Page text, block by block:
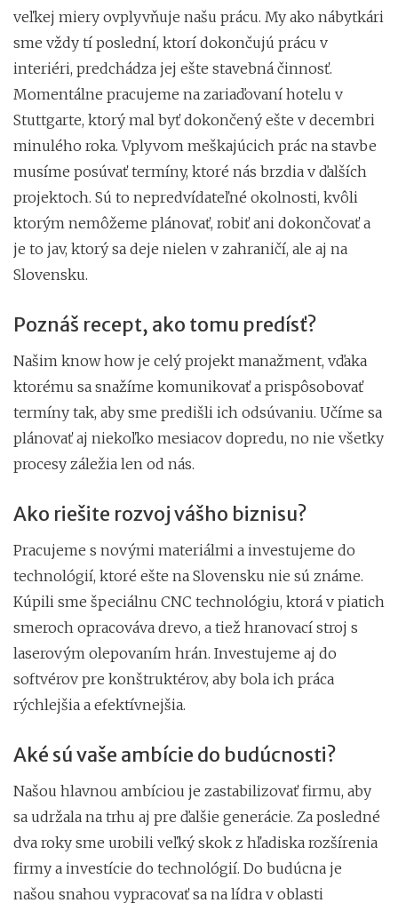
veľkej miery ovplyvňuje našu prácu. My ako nábytkári
sme vždy tí poslední, ktorí dokončujú prácu v
interiéri, predchádza jej ešte stavebná činnosť.
Momentálne pracujeme na zariaďovaní hotelu v
Stuttgarte, ktorý mal byť dokončený ešte v decembri
minulého roka. Vplyvom meškajúcich prác na stavbe
musíme posúvať termíny, ktoré nás brzdia v ďalších
projektoch. Sú to nepredvídateľné okolnosti, kvôli
ktorým nemôžeme plánovať, robiť ani dokončovať a
je to jav, ktorý sa deje nielen v zahraničí, ale aj na
Slovensku.
Poznáš recept, ako tomu predísť?
Našim know how je celý projekt manažment, vďaka
ktorému sa snažíme komunikovať a prispôsobovať
termíny tak, aby sme predišli ich odsúvaniu. Učíme sa
plánovať aj niekoľko mesiacov dopredu, no nie všetky
procesy záležia len od nás.
Ako riešite rozvoj vášho biznisu?
Pracujeme s novými materiálmi a investujeme do
technológií, ktoré ešte na Slovensku nie sú známe.
Kúpili sme špeciálnu CNC technológiu, ktorá v piatich
smeroch opracováva drevo, a tiež hranovací stroj s
laserovým olepovaním hrán. Investujeme aj do
softvérov pre konštruktérov, aby bola ich práca
rýchlejšia a efektívnejšia.
Aké sú vaše ambície do budúcnosti?
Našou hlavnou ambíciou je zastabilizovať firmu, aby
sa udržala na trhu aj pre ďalšie generácie. Za posledné
dva roky sme urobili veľký skok z hľadiska rozšírenia
firmy a investície do technológií. Do budúcna je
našou snahou vypracovať sa na lídra v oblasti